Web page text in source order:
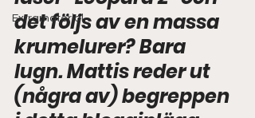
Extramaterial
det följs av en massa
krumelurer? Bara
lugn. Mattis reder ut
(några av) begreppen